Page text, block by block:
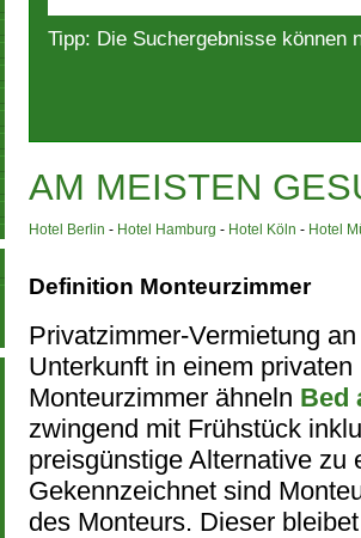
Tipp: Die Suchergebnisse können
AM MEISTEN
Hotel Berlin - Hotel Hamburg - Hotel Köln - Hotel
Definition Monteurzimmer
Privatzimmer-Vermietung
Unterkunft in einem
Monteurzimmer ähneln Bed
zwingend mit Frühstück
preisgünstige Alternative
Gekennzeichnet sind
des Monteurs. Dieser